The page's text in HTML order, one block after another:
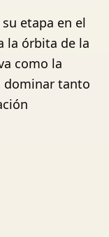
etapa en el
la órbita de la
como la
dominar tanto